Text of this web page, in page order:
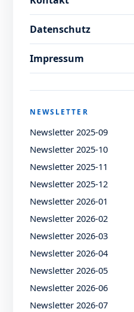
Datenschutz
Impressum
NEWSLETTER
Newsletter 2025-09
Newsletter 2025-10
Newsletter 2025-11
Newsletter 2025-12
Newsletter 2026-01
Newsletter 2026-02
Newsletter 2026-03
Newsletter 2026-04
Newsletter 2026-05
Newsletter 2026-06
Newsletter 2026-07